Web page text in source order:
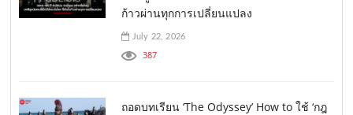
ก้าวผ่านทุกการเปลี่ยนแปลง
July 22, 2026
387
ถอดบทเรียน ‘The Odyssey’ How to ใช้ ‘กฎ